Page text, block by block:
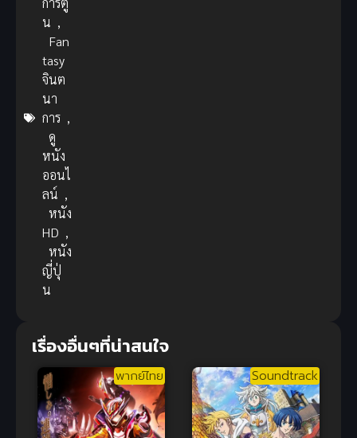
น ,
Fan
tasy
จินต
นา
การ ,
ดู
หนัง
ออนไ
ลน์ ,
หนัง
HD ,
หนัง
ญี่ปุ่
น
เรื่องอื่นๆที่น่าสนใจ
พากย์ไทย Soundtrack